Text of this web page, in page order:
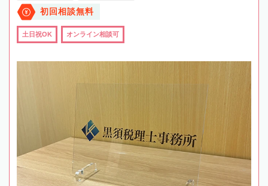
初回相談無料
土日祝OK オンライン相談可